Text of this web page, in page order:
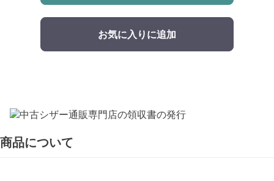
お気に入りに追加
商品について